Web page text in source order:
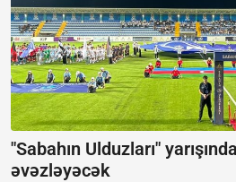
"Sabahın Ulduzları"
əvəzləyəcək